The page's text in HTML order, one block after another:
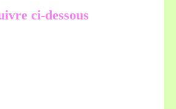
ci-dessous